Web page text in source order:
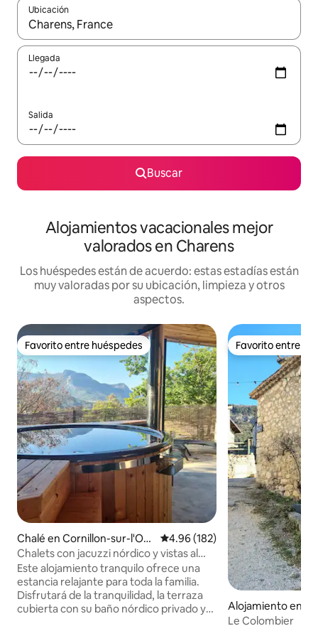
Ubicación
Cuando los resultados estén disponibles, navega con las
Llegada
Salida
Buscar
Alojamientos vacacionales mejor
valorados en Charens
Los huéspedes están de acuerdo: estas estadías están
muy valoradas por su ubicación, limpieza y otros
aspectos.
Favorito entre huéspedes
Favorito entre huéspedes
Chalé en Cornillon-sur-l'Oul
e
Calificación promedio: 4.96 de
4.96 (182)
Chalets con jacuzzi nórdico y vistas al
valle
Este alojamiento tranquilo ofrece una
estancia relajante para toda la familia.
Disfrutará de la tranquilidad, la terraza
cubierta con su baño nórdico privado y
Favorito entre
Favorito entre
Alojamiento en
n-Diois
Le Colombier